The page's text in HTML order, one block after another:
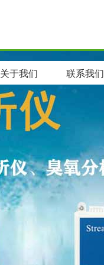
关于我们 联系我们